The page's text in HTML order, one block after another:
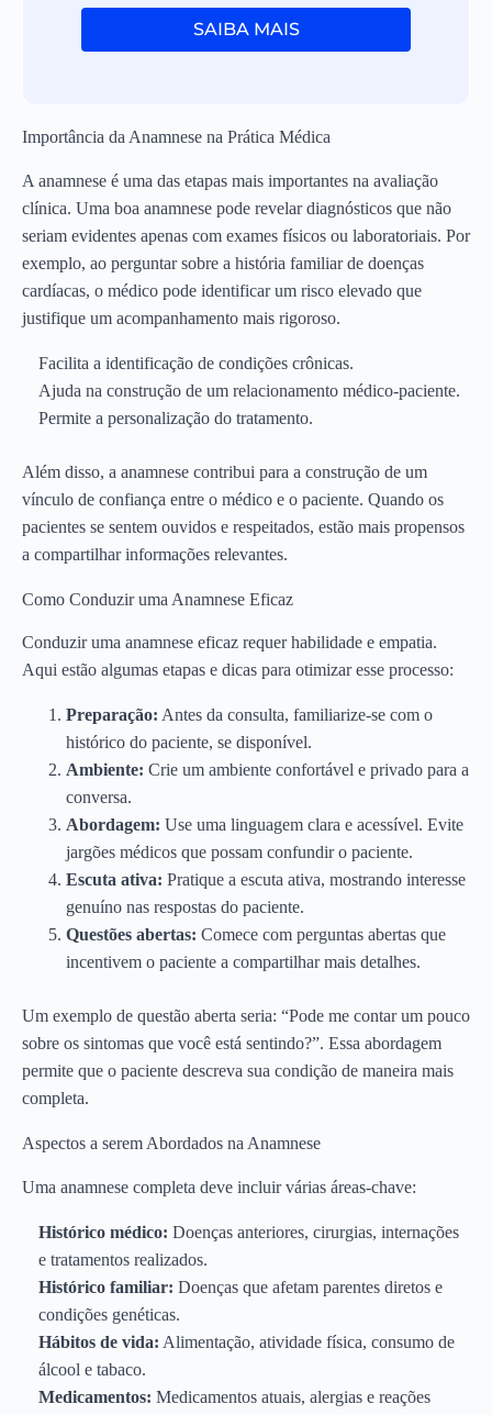
SAIBA MAIS
Importância da Anamnese na Prática Médica
A anamnese é uma das etapas mais importantes na avaliação
clínica. Uma boa anamnese pode revelar diagnósticos que não
seriam evidentes apenas com exames físicos ou laboratoriais. Por
exemplo, ao perguntar sobre a história familiar de doenças
cardíacas, o médico pode identificar um risco elevado que
justifique um acompanhamento mais rigoroso.
Facilita a identificação de condições crônicas.
Ajuda na construção de um relacionamento médico-paciente.
Permite a personalização do tratamento.
Além disso, a anamnese contribui para a construção de um
vínculo de confiança entre o médico e o paciente. Quando os
pacientes se sentem ouvidos e respeitados, estão mais propensos
a compartilhar informações relevantes.
Como Conduzir uma Anamnese Eficaz
Conduzir uma anamnese eficaz requer habilidade e empatia.
Aqui estão algumas etapas e dicas para otimizar esse processo:
Preparação: Antes da consulta, familiarize-se com o
histórico do paciente, se disponível.
Ambiente: Crie um ambiente confortável e privado para a
conversa.
Abordagem: Use uma linguagem clara e acessível. Evite
jargões médicos que possam confundir o paciente.
Escuta ativa: Pratique a escuta ativa, mostrando interesse
genuíno nas respostas do paciente.
Questões abertas: Comece com perguntas abertas que
incentivem o paciente a compartilhar mais detalhes.
Um exemplo de questão aberta seria: “Pode me contar um pouco
sobre os sintomas que você está sentindo?”. Essa abordagem
permite que o paciente descreva sua condição de maneira mais
completa.
Aspectos a serem Abordados na Anamnese
Uma anamnese completa deve incluir várias áreas-chave:
Histórico médico: Doenças anteriores, cirurgias, internações
e tratamentos realizados.
Histórico familiar: Doenças que afetam parentes diretos e
condições genéticas.
Hábitos de vida: Alimentação, atividade física, consumo de
álcool e tabaco.
Medicamentos: Medicamentos atuais, alergias e reações